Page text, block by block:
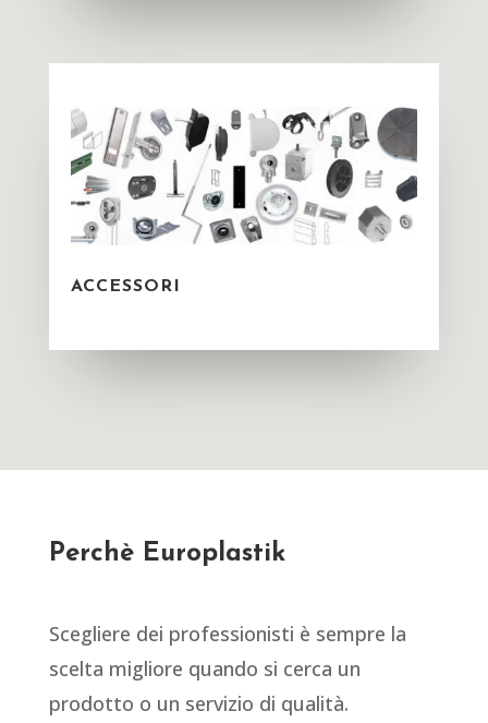
ACCESSORI
Perchè Europlastik
Scegliere dei professionisti è sempre la
scelta migliore quando si cerca un
prodotto o un servizio di qualità.